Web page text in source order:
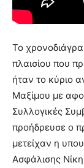
Το
πλαισίου που
ήταν το κύριο
Μαξίμου με
Συλλογικές
προήδρευσε ο
μετείχαν η
Ασφάλισης